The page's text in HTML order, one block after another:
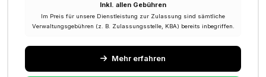
Inkl. allen Gebühren
Im Preis für unsere Dienstleistung zur Zulassung sind sämtliche
Verwaltungsgebühren (z. B. Zulassungsstelle, KBA) bereits inbegriffen.
Mehr erfahren